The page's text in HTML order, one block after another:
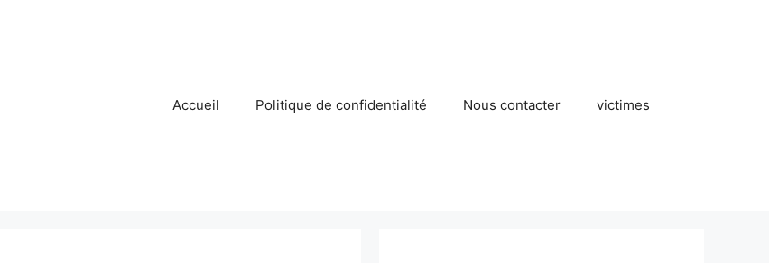
Accueil Politique de confidentialité Nous contacter victimes